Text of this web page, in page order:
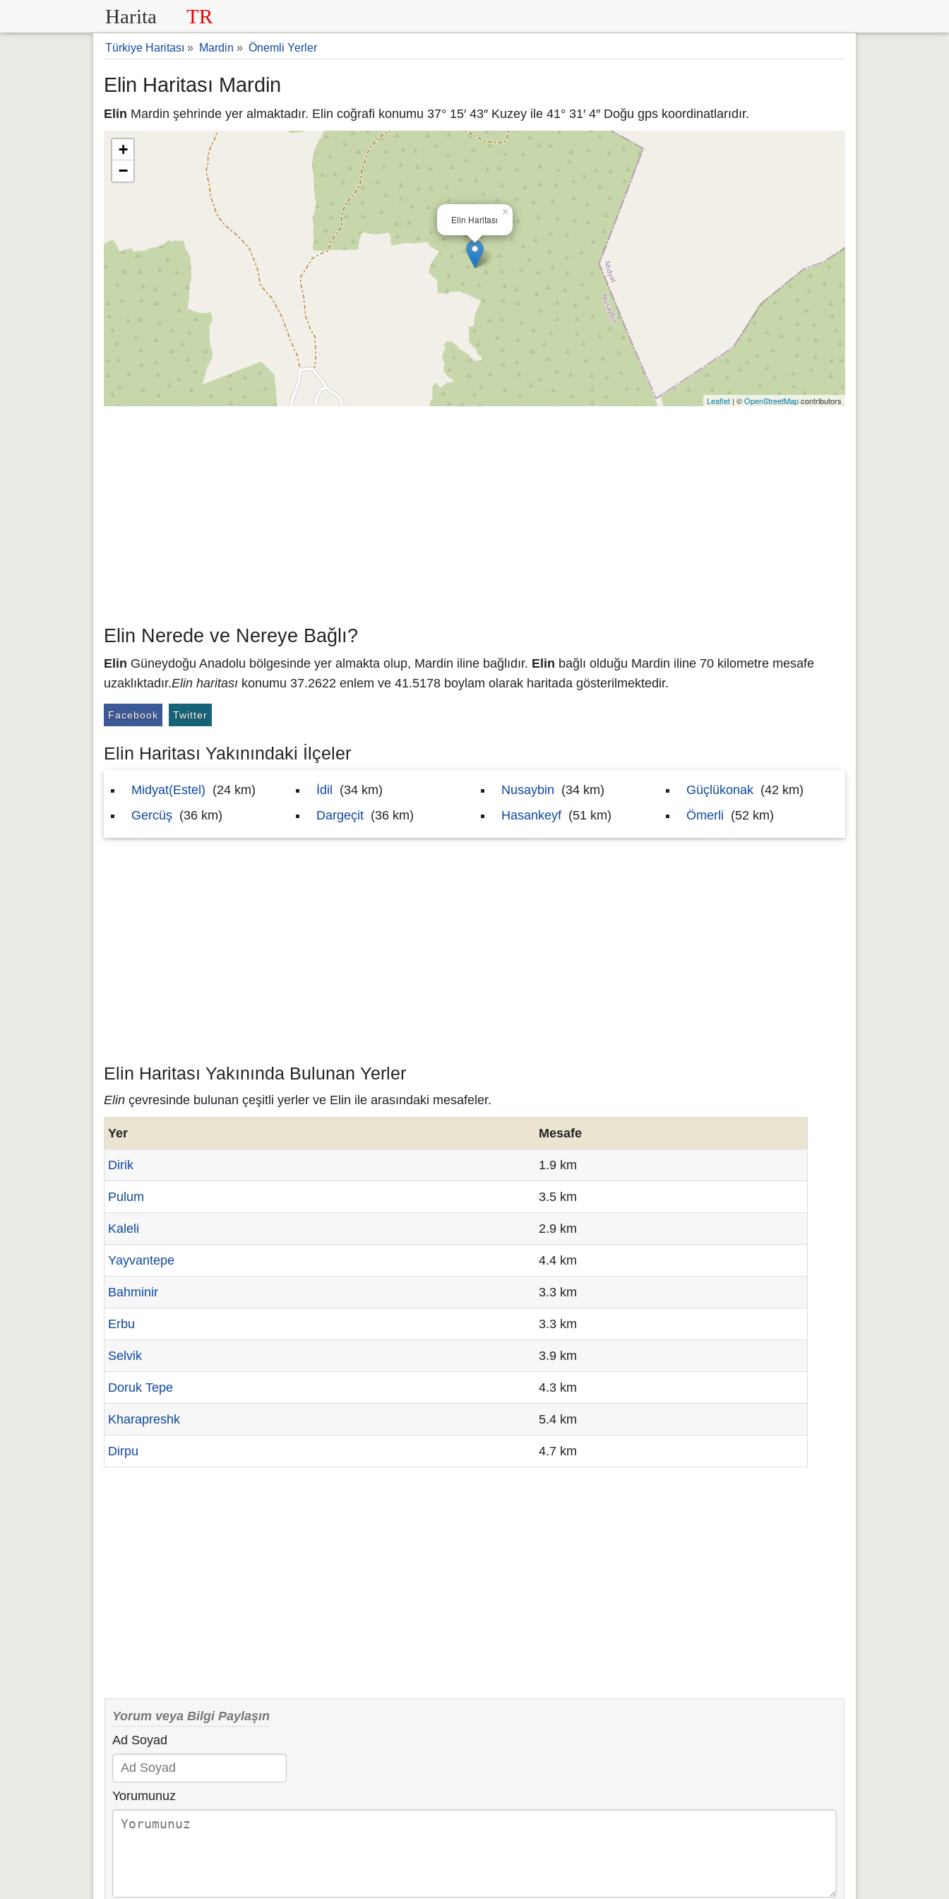
Harita TR
Türkiye Haritası » Mardin » Önemli Yerler
Elin Haritası Mardin
Elin Mardin şehrinde yer almaktadır. Elin coğrafi konumu 37° 15′ 43″ Kuzey ile 41° 31′ 4″ Doğu gps koordinatlarıdır.
Elin Haritası
×
+
−
Leaflet | ©OpenStreetMapcontributors
Elin Nerede ve Nereye Bağlı?
Elin Güneydoğu Anadolu bölgesinde yer almakta olup, Mardin iline bağlıdır. Elin bağlı olduğu Mardin iline 70 kilometre mesafe
uzaklıktadır.Elin haritası konumu 37.2622 enlem ve 41.5178 boylam olarak haritada gösterilmektedir.
Facebook Twitter
Elin Haritası Yakınındaki İlçeler
Midyat(Estel) (24 km)
Gercüş (36 km)
İdil
(34 km)
Dargeçit (36 km)
Nusaybin (34 km)
Hasankeyf (51 km)
Güçlükonak (42 km)
Ömerli (52 km)
Elin Haritası Yakınında Bulunan Yerler
Elin çevresinde bulunan çeşitli yerler ve Elin ile arasındaki mesafeler.
Yer Mesafe
Dirik 1.9 km
Pulum 3.5 km
Kaleli 2.9 km
Yayvantepe 4.4 km
Bahminir 3.3 km
Erbu 3.3 km
Selvik 3.9 km
Doruk Tepe 4.3 km
Kharapreshk 5.4 km
Dirpu 4.7 km
Yorum veya Bilgi Paylaşın
Ad Soyad
Yorumunuz